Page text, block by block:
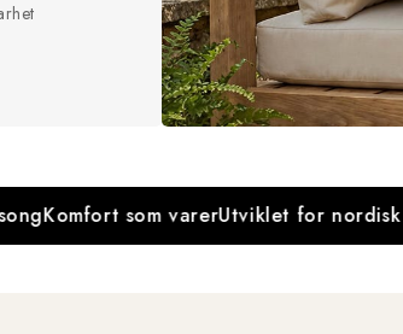
som varerUtviklet for nordisk klima